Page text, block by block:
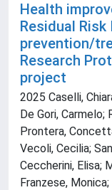
Health
Residual
prevention/
Research
project
2025 Caselli,
De Gori,
Prontera,
Vecoli, Cecilia;
Ceccherini, Elisa;
Franzese,